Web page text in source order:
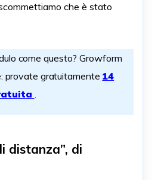
che è stato
come questo? Growform
provate gratuitamente 14
.
distanza”, di